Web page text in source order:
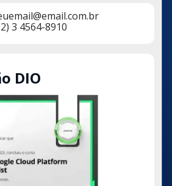
3 4564-8910
DIO